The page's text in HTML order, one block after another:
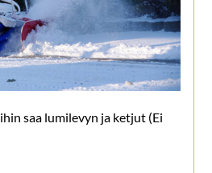
saa lumilevyn ja ketjut (Ei